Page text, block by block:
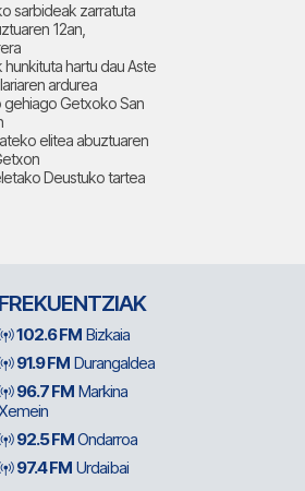
sarbideak zarratuta
12an,
hunkituta hartu dau Aste
ardurea
gehiago Getxoko San
elitea abuztuaren
Deustuko tartea
FREKUENTZIAK
102.6 FM Bizkaia
91.9 FM Durangaldea
96.7 FM Markina
92.5 FMOndarroa
97.4 FM Urdaibai